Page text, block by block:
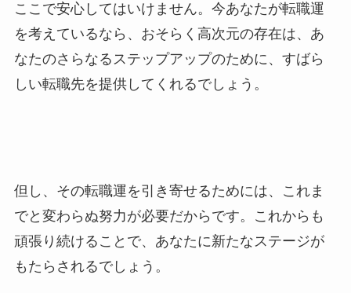
ここで安心してはいけません。今あなたが転職運
を考えているなら、おそらく高次元の存在は、あ
なたのさらなるステップアップのために、すばら
しい転職先を提供してくれるでしょう。
但し、その転職運を引き寄せるためには、これま
でと変わらぬ努力が必要だからです。これからも
頑張り続けることで、あなたに新たなステージが
もたらされるでしょう。